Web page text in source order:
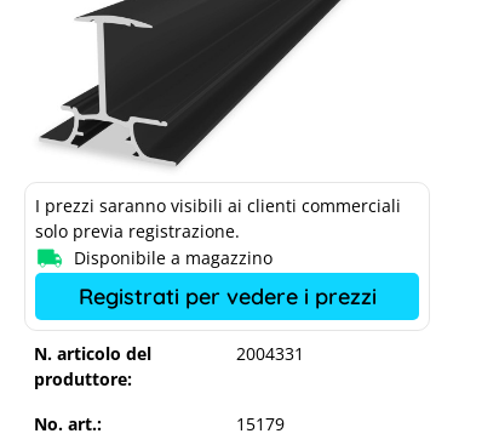
N. articolo del
produttore:
2004331
No. art.:
15179
I prezzi saranno visibili ai clienti commerciali
solo previa registrazione.
Disponibile a magazzino
Registrati per vedere i prezzi